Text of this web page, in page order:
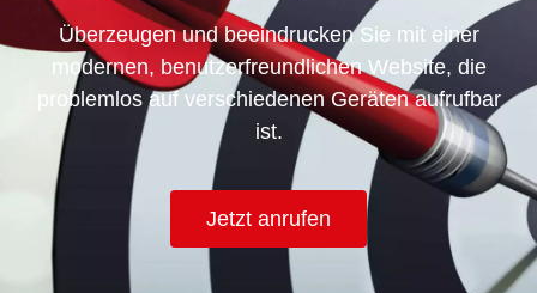
Überzeugen und beeindrucken Sie mit einer
modernen, benutzerfreundlichen Website, die
problemlos auf verschiedenen Geräten aufrufbar
ist.
Jetzt anrufen